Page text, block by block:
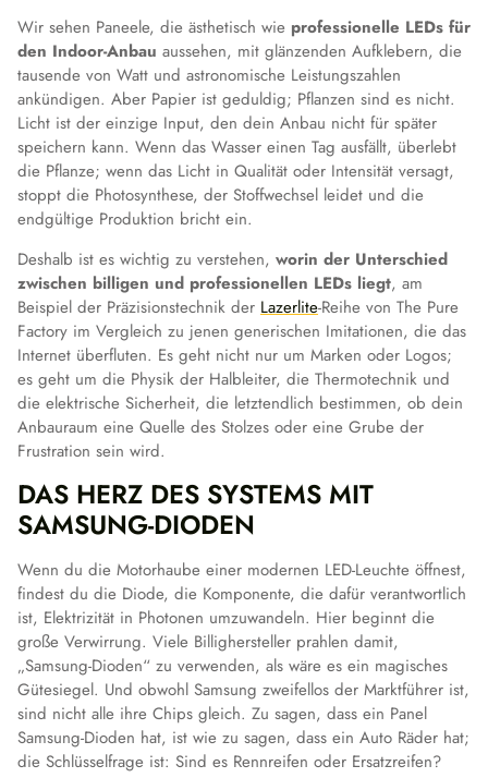
Wir sehen Paneele, die ästhetisch wie professionelle LEDs für
den Indoor-Anbau aussehen, mit glänzenden Aufklebern, die
tausende von Watt und astronomische Leistungszahlen
ankündigen. Aber Papier ist geduldig; Pflanzen sind es nicht.
Licht ist der einzige Input, den dein Anbau nicht für später
speichern kann. Wenn das Wasser einen Tag ausfällt, überlebt
die Pflanze; wenn das Licht in Qualität oder Intensität versagt,
stoppt die Photosynthese, der Stoffwechsel leidet und die
endgültige Produktion bricht ein.
Deshalb ist es wichtig zu verstehen, worin der Unterschied
zwischen billigen und professionellen LEDs liegt, am
Beispiel der Präzisionstechnik der Lazerlite-Reihe von The Pure
Factory im Vergleich zu jenen generischen Imitationen, die das
Internet überfluten. Es geht nicht nur um Marken oder Logos;
es geht um die Physik der Halbleiter, die Thermotechnik und
die elektrische Sicherheit, die letztendlich bestimmen, ob dein
Anbauraum eine Quelle des Stolzes oder eine Grube der
Frustration sein wird.
DAS HERZ DES SYSTEMS MIT
SAMSUNG-DIODEN
Wenn du die Motorhaube einer modernen LED-Leuchte öffnest,
findest du die Diode, die Komponente, die dafür verantwortlich
ist, Elektrizität in Photonen umzuwandeln. Hier beginnt die
große Verwirrung. Viele Billighersteller prahlen damit,
„Samsung-Dioden“ zu verwenden, als wäre es ein magisches
Gütesiegel. Und obwohl Samsung zweifellos der Marktführer ist,
sind nicht alle ihre Chips gleich. Zu sagen, dass ein Panel
Samsung-Dioden hat, ist wie zu sagen, dass ein Auto Räder hat;
die Schlüsselfrage ist: Sind es Rennreifen oder Ersatzreifen?